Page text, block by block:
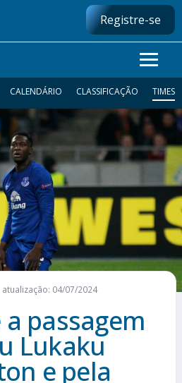
Registre-se
CALENDÁRIO CLASSIFICAÇÃO TIMES
atualização: 04/07/2024
passagem
Lukaku
e pela